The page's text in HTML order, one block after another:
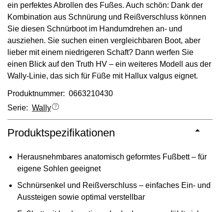
ein perfektes Abrollen des Fußes. Auch schön: Dank der
Kombination aus Schnürung und Reißverschluss können
Sie diesen Schnürboot im Handumdrehen an- und
ausziehen. Sie suchen einen vergleichbaren Boot, aber
lieber mit einem niedrigeren Schaft? Dann werfen Sie
einen Blick auf den Truth HV – ein weiteres Modell aus der
Wally-Linie, das sich für Füße mit Hallux valgus eignet.
Produktnummer: 0663210430
Serie: Wally
Produktspezifikationen
Herausnehmbares anatomisch geformtes Fußbett – für
eigene Sohlen geeignet
Schnürsenkel und Reißverschluss – einfaches Ein- und
Aussteigen sowie optimal verstellbar